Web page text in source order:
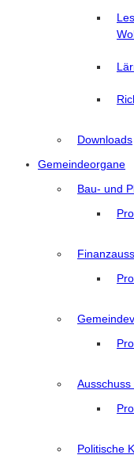
Downloads
Gemeindeorgane
Bau- und
Politische